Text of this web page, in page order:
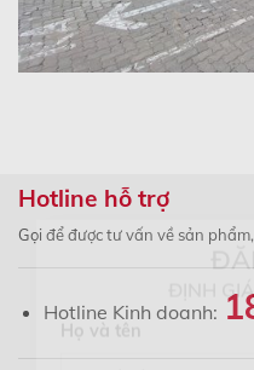
ĐỊNH
Hotline hỗ trợ
Gọi để được tư vấn về sản
Hotline Kinh doanh: